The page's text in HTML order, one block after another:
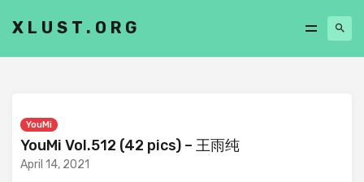
XLUST.ORG
YouMi
YouMi Vol.512 (42 pics) – 王雨纯
April 14, 2021